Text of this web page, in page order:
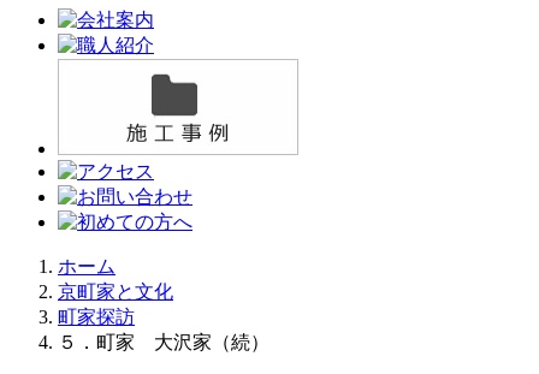
ホーム
京町家と文化
町家探訪
５．町家 大沢家（続）